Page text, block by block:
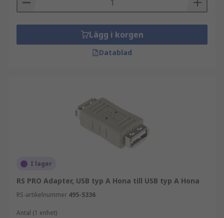
Lägg i korgen
Datablad
I lager
RS PRO Adapter, USB typ A Hona till USB typ A Hona
RS-artikelnummer 495-5336
Antal (1 enhet)